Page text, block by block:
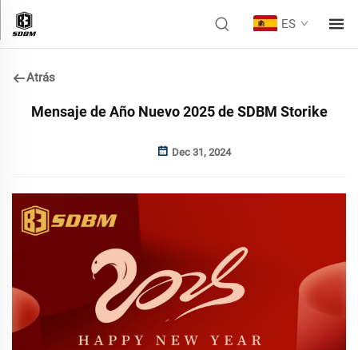
ES
Atrás
Mensaje de Año Nuevo 2025 de SDBM Storike
Dec 31, 2024